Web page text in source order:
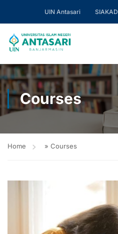
UIN Antasari SIAKAD
Courses
Home » Courses